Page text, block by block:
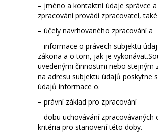
– jméno a kontaktní údaje správce
zpracování provádí zpracovatel,
– účely navrhovaného zpracování a
– informace o právech subjektu
zákona a o tom, jak je
uvedenými činnostmi nebo stejným
na adresu subjektu údajů poskytne
údajů informace o.
– právní základ pro zpracování
– dobu uchovávání zpracovávaných
kritéria pro stanovení této doby.